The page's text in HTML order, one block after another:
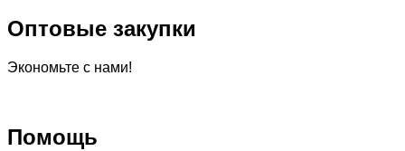
Оптовые закупки
Экономьте с нами!
Помощь